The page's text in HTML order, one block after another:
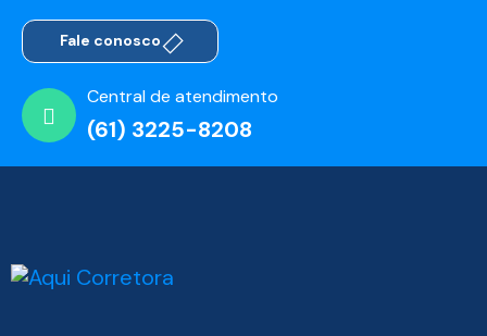
Fale conosco
Central de atendimento
(61) 3225-8208